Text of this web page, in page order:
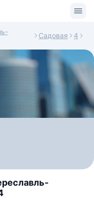
Садовая 4